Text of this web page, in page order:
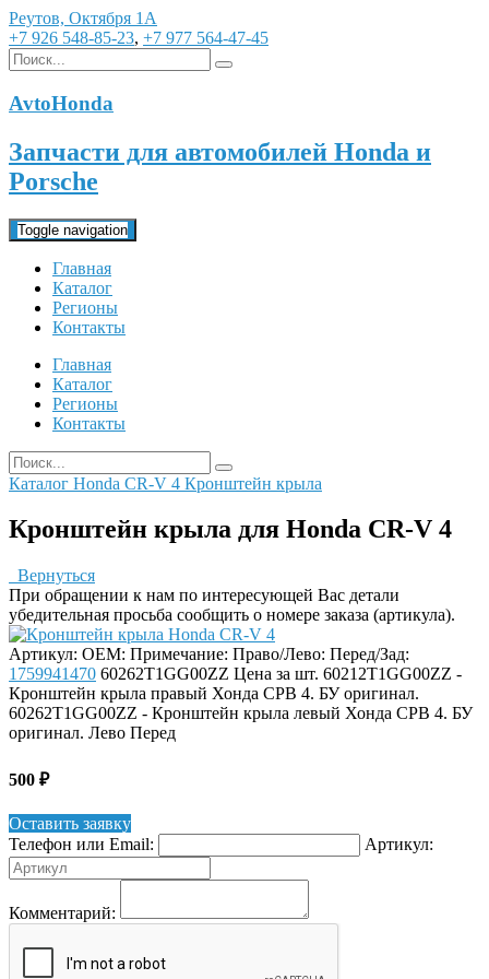
Реутов, Октября 1А
+7 926 548-85-23, +7 977 564-47-45
AvtoHonda
Запчасти для автомобилей Honda и
Porsche
Toggle navigation
Главная
Каталог
Регионы
Контакты
Главная
Каталог
Регионы
Контакты
Каталог Honda CR-V 4 Кронштейн крыла
Кронштейн крыла для Honda CR-V 4
Вернуться
При обращении к нам по интересующей Вас детали
убедительная просьба сообщить о номере заказа (артикула).
Артикул: OEM: Примечание: Право/Лево: Перед/Зад:
1759941470 60262T1GG00ZZ Цена за шт. 60212T1GG00ZZ -
Кронштейн крыла правый Хонда СРВ 4. БУ оригинал.
60262T1GG00ZZ - Кронштейн крыла левый Хонда СРВ 4. БУ
оригинал. Лево Перед
500 ₽
Оставить заявку
Телефон или Email:
Артикул:
Комментарий: